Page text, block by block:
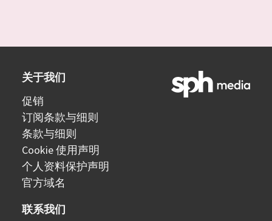
关于我们
促销
订阅条款与细则
条款与细则
Cookie 使用声明
个人资料保护声明
官方域名
联系我们